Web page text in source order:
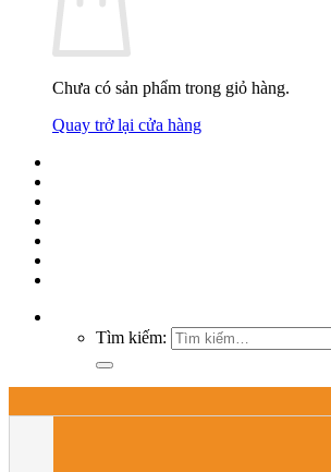
Chưa có sản phẩm trong giỏ hàng.
Quay trở lại cửa hàng
Tìm kiếm: